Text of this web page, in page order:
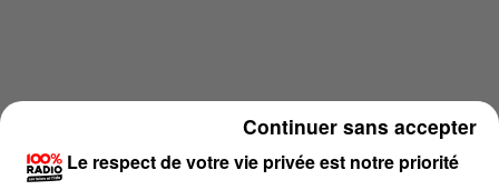
Le respect de votre vie privée est notre priorité
Continuer sans accepter